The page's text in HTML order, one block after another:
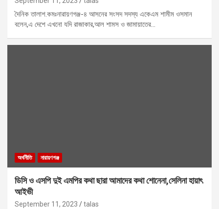
দৈনিক তালাশ.কমঃনারায়ণগঞ্জ-৪ আসনের সংসদ সদস্য একেএম শামীম ওসমান
বলেন,এ দেশে এখনো যদি রাজাকার,আল শামস ও জামায়াতের…
অর্থনীতি নারায়ণগঞ্জ
ডিসি ও এসপি দুই এমপির কথা ছারা আমাদের কথা শোনেনা,সেলিনা হায়াৎ
আইভী
September 11, 2023 talas